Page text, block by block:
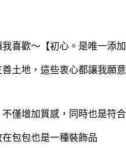
喜歡～【初心。是唯一添加
土地，這些衷心都讓我願
僅增加質感，同時也是符
包包也是一種裝飾品